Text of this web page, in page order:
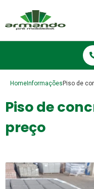
Home Informações Piso de
Piso de
preço